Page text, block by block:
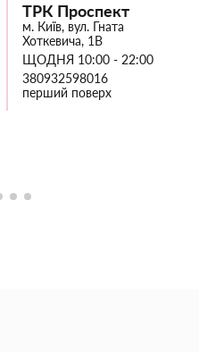
ТРК Проспект
м. Київ, вул. Гната
Хоткевича, 1В
ЩОДНЯ 10:00 - 22:00
380932598016
перший поверх